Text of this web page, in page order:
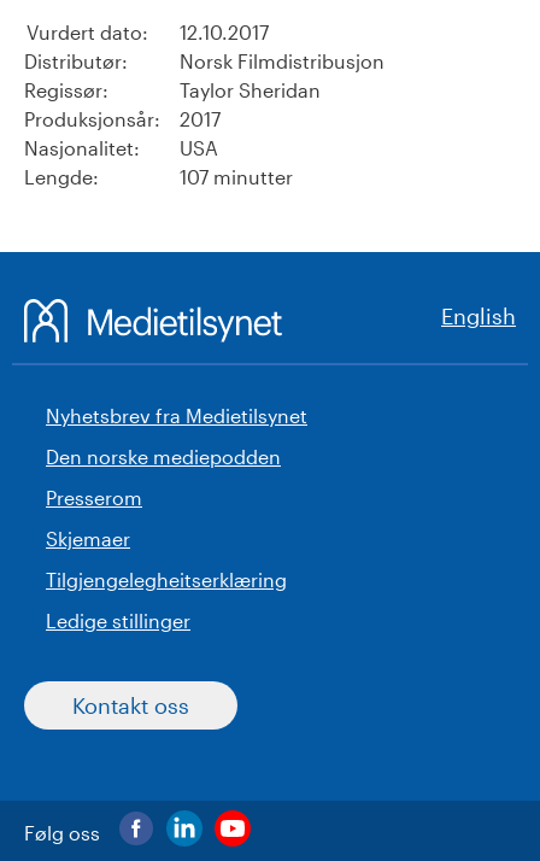
Vurdert dato:
12.10.2017
Distributør:
Norsk Filmdistribusjon
Regissør:
Taylor Sheridan
Produksjonsår:
2017
Nasjonalitet:
USA
Lengde:
107 minutter
English
Nyhetsbrev fra Medietilsynet
Den norske mediepodden
Presserom
Skjemaer
Tilgjengelegheitserklæring
Ledige stillinger
Kontakt oss
Følg oss